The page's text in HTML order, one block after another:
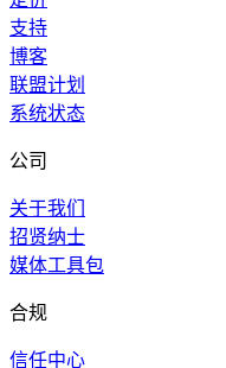
支持
博客
联盟计划
系统状态
公司
关于我们
招贤纳士
媒体工具包
合规
信任中心